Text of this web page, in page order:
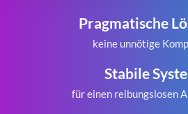
Pragmatische
keine unnötige
Stabile
für einen reibungslosen